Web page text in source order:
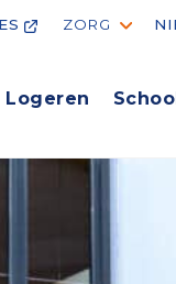
ZORG
Over Ons
Bestuur
Kwaliteit
Historie
Logeren